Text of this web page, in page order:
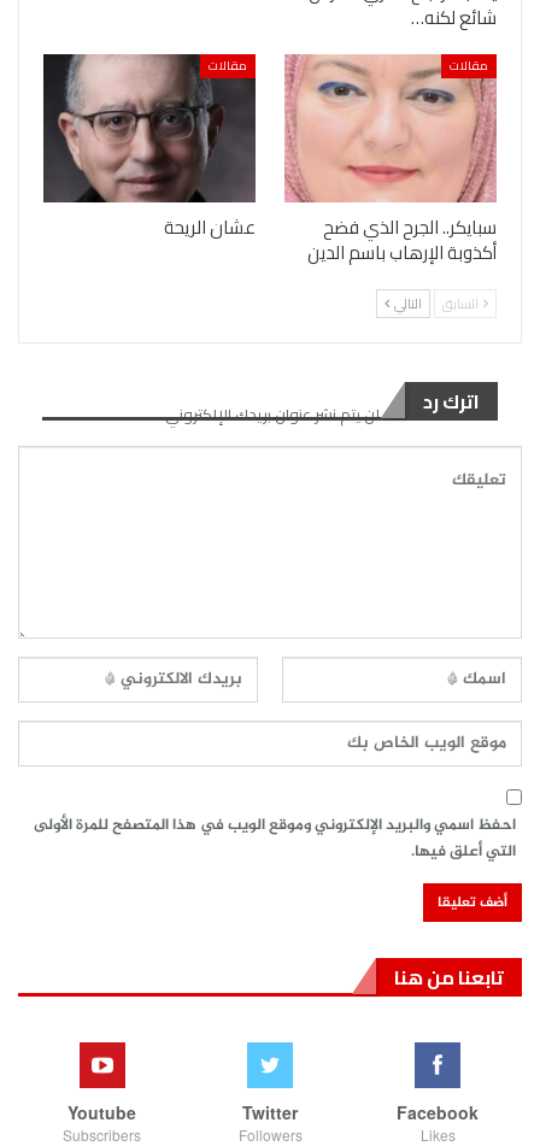
شائع لكنه…
مقالات
سبايكر.. الجرح الذي فضح
أكذوبة الإرهاب باسم الدين
مقالات
عشان الريحة
السابق التالي
اترك رد لن يتم نشر عنوان بريدك الإلكتروني.
احفظ اسمي والبريد الإلكتروني وموقع الويب في هذا المتصفح للمرة الأولى
التي أعلق فيها.
تابعنا من هنا
Facebook
Likes
Twitter
Followers
Youtube
Subscribers